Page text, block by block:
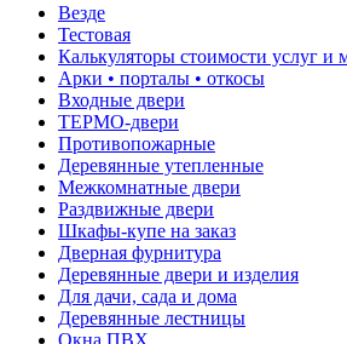
Везде
Тестовая
Калькуляторы стоимости услуг и
Арки • порталы • откосы
Входные двери
ТЕРМО-двери
Противопожарные
Деревянные утепленные
Межкомнатные двери
Раздвижные двери
Шкафы-купе на заказ
Дверная фурнитура
Деревянные двери и изделия
Для дачи, сада и дома
Деревянные лестницы
Окна ПВХ